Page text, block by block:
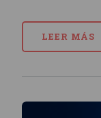
LEER MÁS